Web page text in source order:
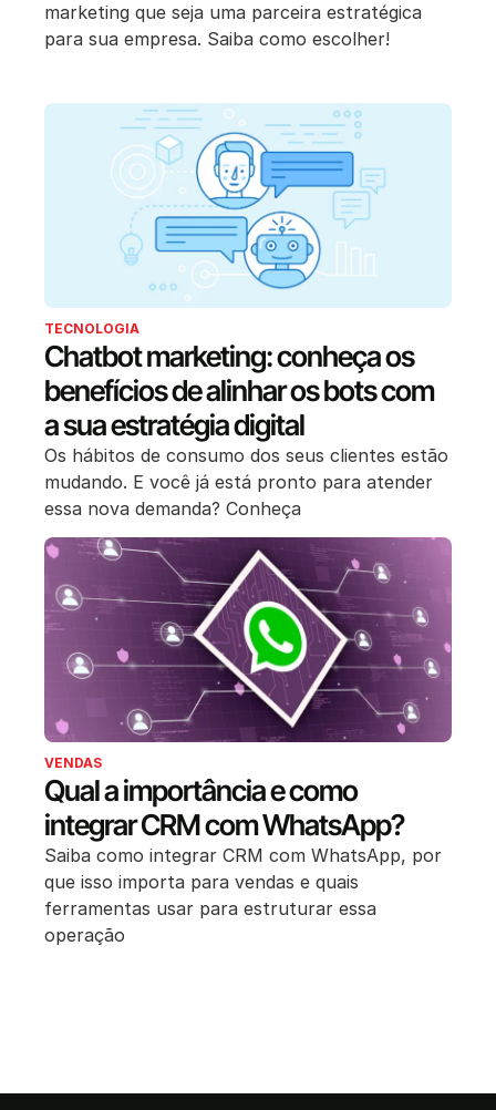
marketing que seja uma parceira estratégica
para sua empresa. Saiba como escolher!
TECNOLOGIA
Chatbot marketing: conheça os
benefícios de alinhar os bots com
a sua estratégia digital
Os hábitos de consumo dos seus clientes estão
mudando. E você já está pronto para atender
essa nova demanda? Conheça
VENDAS
Qual a importância e como
integrar CRM com WhatsApp?
Saiba como integrar CRM com WhatsApp, por
que isso importa para vendas e quais
ferramentas usar para estruturar essa
operação